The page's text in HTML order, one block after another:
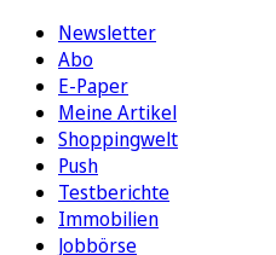
Newsletter
Abo
E-Paper
Meine Artikel
Shoppingwelt
Push
Testberichte
Immobilien
Jobbörse